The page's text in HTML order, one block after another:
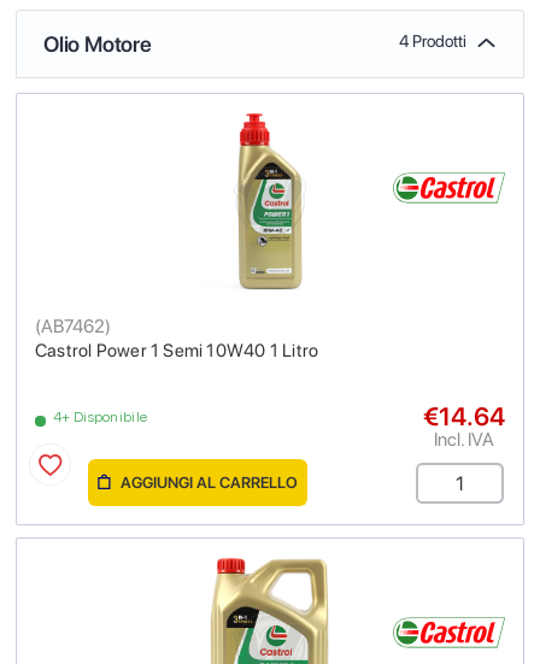
Olio Motore 4 Prodotti
Castrol Power 1 Semi 10W40 1 Litro
(AB7462)
4+ Disponibile €14.64
Incl. IVA
AGGIUNGI AL CARRELLO